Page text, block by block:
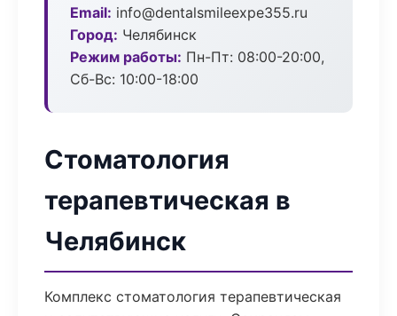
Email: info@dentalsmileexpe355.ru
Город: Челябинск
Режим работы: Пн-Пт: 08:00-20:00,
Сб-Вс: 10:00-18:00
Стоматология
терапевтическая в
Челябинск
Комплекс стоматология терапевтическая